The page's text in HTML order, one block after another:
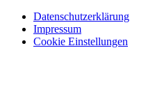
Datenschutzerklärung
Impressum
Cookie Einstellungen